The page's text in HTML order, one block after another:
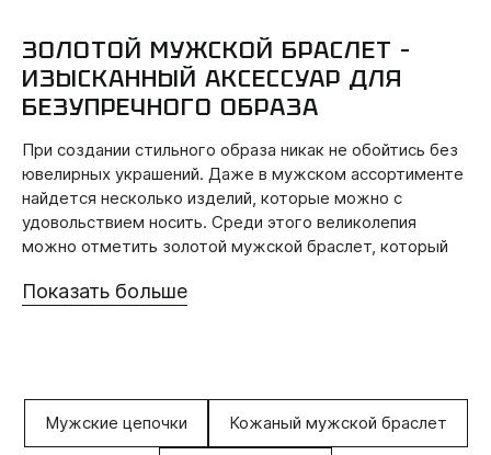
ЗОЛОТОЙ МУЖСКОЙ БРАСЛЕТ –
ИЗЫСКАННЫЙ АКСЕССУАР ДЛЯ
БЕЗУПРЕЧНОГО ОБРАЗА
При создании стильного образа никак не обойтись без
ювелирных украшений. Даже в мужском ассортименте
найдется несколько изделий, которые можно с
удовольствием носить. Среди этого великолепия
можно отметить золотой мужской браслет, который
Среди всех представленных вариантов вам удастся
Показать больше
Мужские цепочки Кожаный мужской браслет